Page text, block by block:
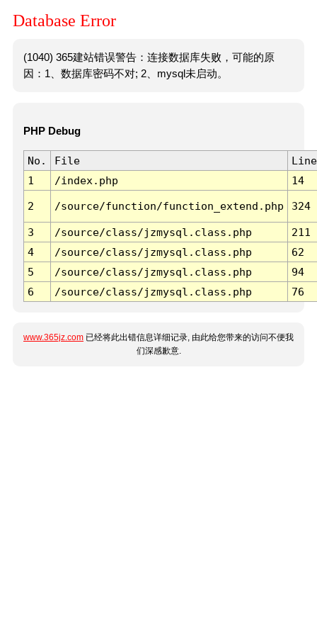
Database Error
(1040) 365建站错误警告：连接数据库失败，可能的原
因：1、数据库密码不对; 2、mysql未启动。
PHP Debug
No. File
Line
1
/index.php 14
2 /source/function/function_extend.php 324
3 /source/class/jzmysql.class.php
211
4
/source/class/jzmysql.class.php
62
5
/source/class/jzmysql.class.php
94
6
/source/class/jzmysql.class.php 76
www.365jz.com 已经将此出错信息详细记录, 由此给您带来的访问不便我
们深感歉意.